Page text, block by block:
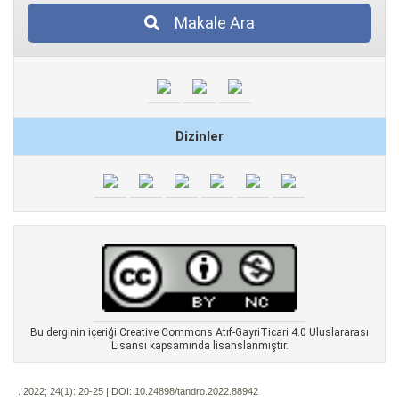
Makale Ara
Dizinler
Bu derginin içeriği Creative Commons Atıf-GayriTicari 4.0 Uluslararası
Lisansı kapsamında lisanslanmıştır.
. 2022; 24(1): 20-25 | DOI: 10.24898/tandro.2022.88942